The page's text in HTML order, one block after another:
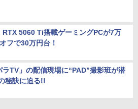
RTX 5060 Ti搭載ゲーミングPCが7万
フで30万円台！
ラTV」の配信現場に“PAD”撮影班が潜
秘訣に迫る!!